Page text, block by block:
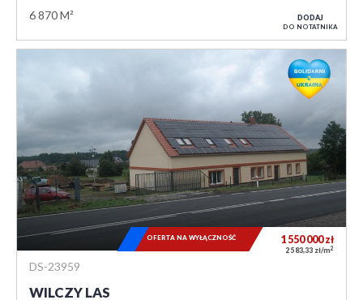
6 870 M² DODAJ
DO NOTATNIKA
DS-23959
WILCZY LAS
1 550 000zł
2 583,33 zł/m2
OFERTA NA WYŁĄCZNOŚĆ